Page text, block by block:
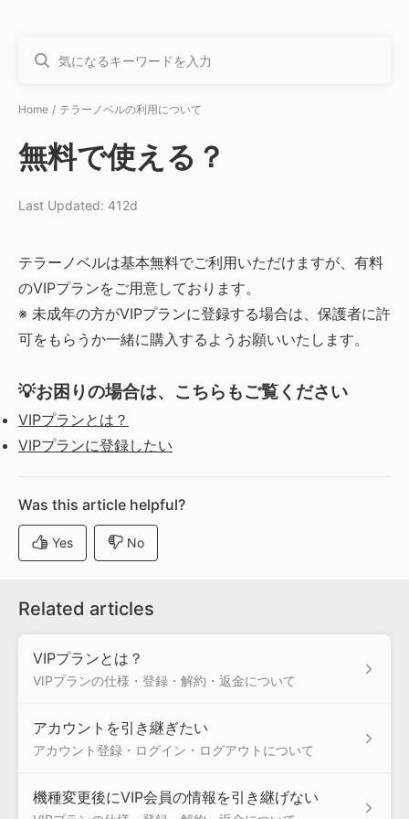
Home テラーノベルの利用について
無料で使える？
Last Updated: 412d
テラーノベルは基本無料でご利用いただけますが、有料
のVIPプランをご用意しております。
※ 未成年の方がVIPプランに登録する場合は、保護者に許
可をもらうか一緒に購入するようお願いいたします。
💡お困りの場合は、こちらもご覧ください
VIPプランとは？
VIPプランに登録したい
Related articles
VIPプランとは？
VIPプランの仕様・登録・解約・返金について
アカウントを引き継ぎたい
アカウント登録・ログイン・ログアウトについて
機種変更後にVIP会員の情報を引き継げない